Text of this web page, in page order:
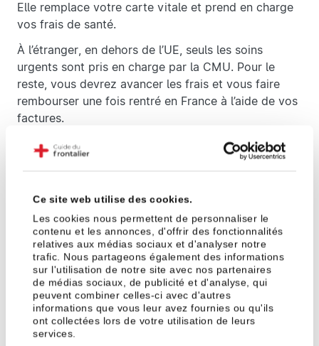
Ce site web utilise des cookies.
Les cookies nous permettent de personnaliser le
contenu et les annonces, d'offrir des fonctionnalités
relatives aux médias sociaux et d'analyser notre
trafic. Nous partageons également des informations
sur l'utilisation de notre site avec nos partenaires
de médias sociaux, de publicité et d'analyse, qui
peuvent combiner celles-ci avec d'autres
informations que vous leur avez fournies ou qu'ils
ont collectées lors de votre utilisation de leurs
services.
Elle remplace votre carte vitale et prend en charge
vos frais de santé.
À l’étranger, en dehors de l’UE, seuls les soins
urgents sont pris en charge par la CMU. Pour le
reste, vous devrez avancer les frais et vous faire
rembourser une fois rentré en France à l’aide de vos
factures.
Assistance juridique voyage avec
L’assurance de « base » LaMal prend en charge vos
frais de santé dits de caractère urgent dans le
monde entier. Par caractère urgent, on entend tout
type de maladie survenue pendant votre voyage.
Attention, la LaMal vous assure à l’étranger pour vos
frais de guérison et de soins, mais elle ne prend pas
en charge le rapatriement ou le sauvetage. Faites
appel à une assurance complémentaire si